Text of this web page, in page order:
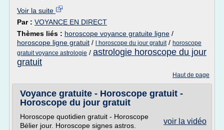
Voir la suite
Par : VOYANCE EN DIRECT
Thèmes liés : horoscope voyance gratuite ligne /
horoscope ligne gratuit / l horoscope du jour gratuit/ horoscope
gratuit voyance astrologie / astrologie horoscope du jour
gratuit
Haut de page
Voyance gratuite - Horoscope gratuit -
Horoscope du jour gratuit
voir la vidéo
Horoscope quotidien gratuit - Horoscope
Bélier jour. Horoscope signes astros.